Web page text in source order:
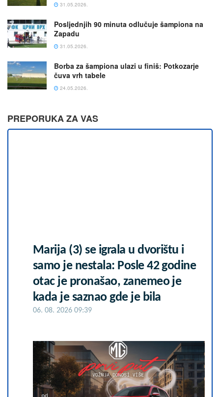
31.05.2026.
Posljednjih 90 minuta odlučuje šampiona na
Zapadu
31.05.2026.
Borba za šampiona ulazi u finiš: Potkozarje
čuva vrh tabele
24.05.2026.
PREPORUKA ZA VAS
Marija (3) se igrala u dvorištu i
samo je nestala: Posle 42 godine
otac je pronašao, zanemeo je
kada je saznao gde je bila
06. 08. 2026 09:39